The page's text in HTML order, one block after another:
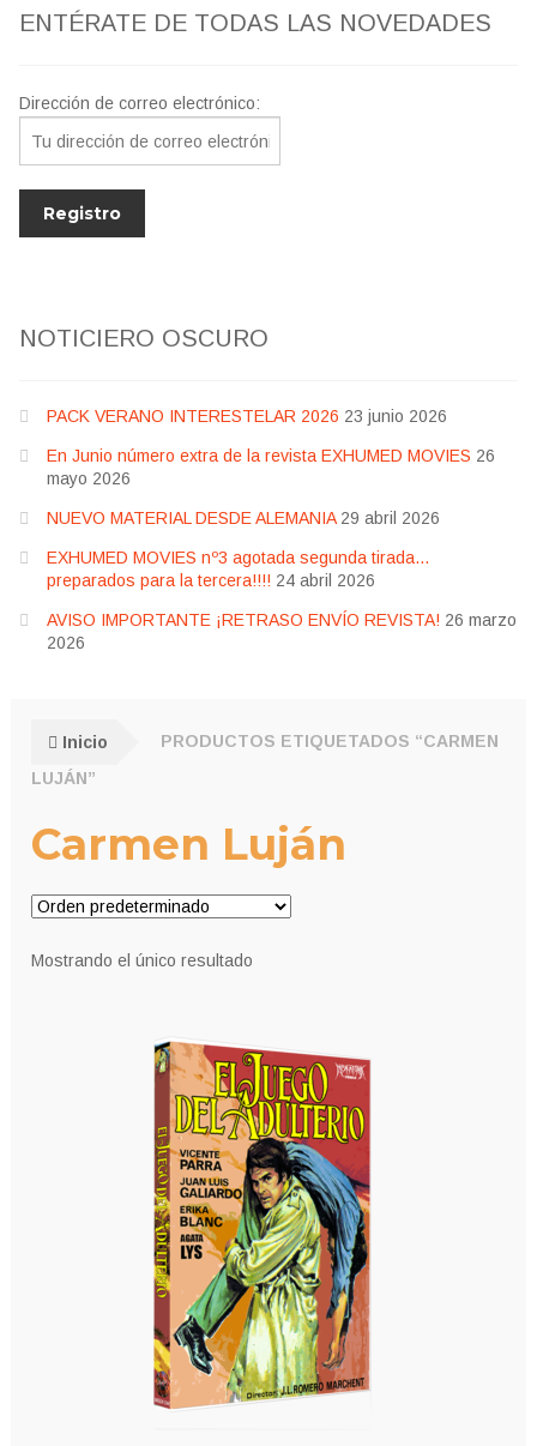
Paul Naschy
ENTÉRATE DE TODAS LAS NOVEDADES
Dirección de correo electrónico:
NOTICIERO OSCURO
PACK VERANO INTERESTELAR 2026 23 junio 2026
En Junio número extra de la revista EXHUMED MOVIES 26
mayo 2026
NUEVO MATERIAL DESDE ALEMANIA 29 abril 2026
EXHUMED MOVIES nº3 agotada segunda tirada…
preparados para la tercera!!!! 24 abril 2026
AVISO IMPORTANTE ¡RETRASO ENVÍO REVISTA! 26 marzo
2026
Inicio
PRODUCTOS ETIQUETADOS “CARMEN
LUJÁN”
Carmen Luján
Mostrando el único resultado